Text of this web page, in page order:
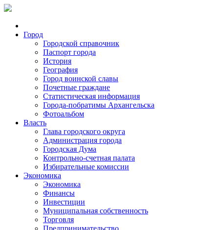
Город
Городской справочник
Паспорт города
История
География
Город воинской славы
Почетные граждане
Статистическая информация
Города-побратимы Архангельска
Фотоальбом
Власть
Глава городского округа
Администрация города
Городская Дума
Контрольно-счетная палата
Избирательные комиссии
Экономика
Экономика
Финансы
Инвестиции
Муниципальная собственность
Торговля
Предпринимательство